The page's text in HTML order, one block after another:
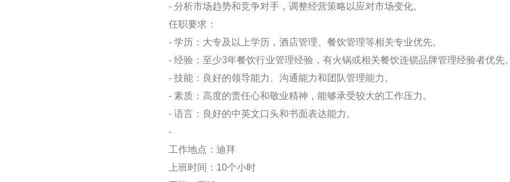
- 分析市场趋势和竞争对手，调整经营策略以应对市场变化。
任职要求：
- 学历：大专及以上学历，酒店管理、餐饮管理等相关专业优先。
- 经验：至少3年餐饮行业管理经验，有火锅或相关餐饮连锁品牌管理经验者优先。
- 技能：良好的领导能力、沟通能力和团队管理能力。
- 素质：高度的责任心和敬业精神，能够承受较大的工作压力。
- 语言：良好的中英文口头和书面表达能力。
-
工作地点：迪拜
上班时间：10个小时